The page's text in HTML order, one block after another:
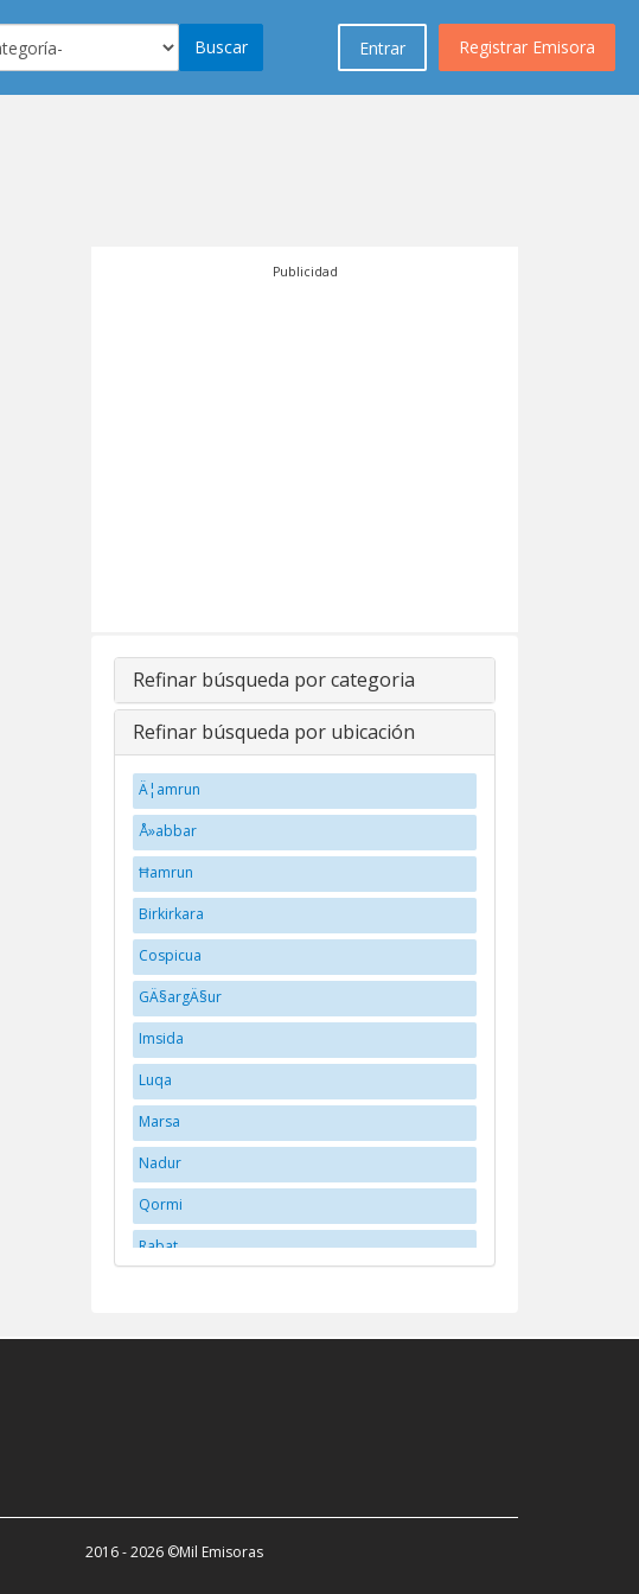
Registrar Emisora
Entrar
Buscar
Publicidad
Refinar búsqueda por categoria
Refinar búsqueda por ubicación
Ä¦amrun
Å»abbar
Ħamrun
Birkirkara
Cospicua
GÄ§argÄ§ur
Imsida
Luqa
Marsa
Nadur
Qormi
Rabat
2016 - 2026 ©Mil Emisoras